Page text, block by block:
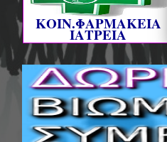
ΚΟΙΝ.ΦΑΡΜΑΚΕΙΑ
ΙΑΤΡΕΙΑ